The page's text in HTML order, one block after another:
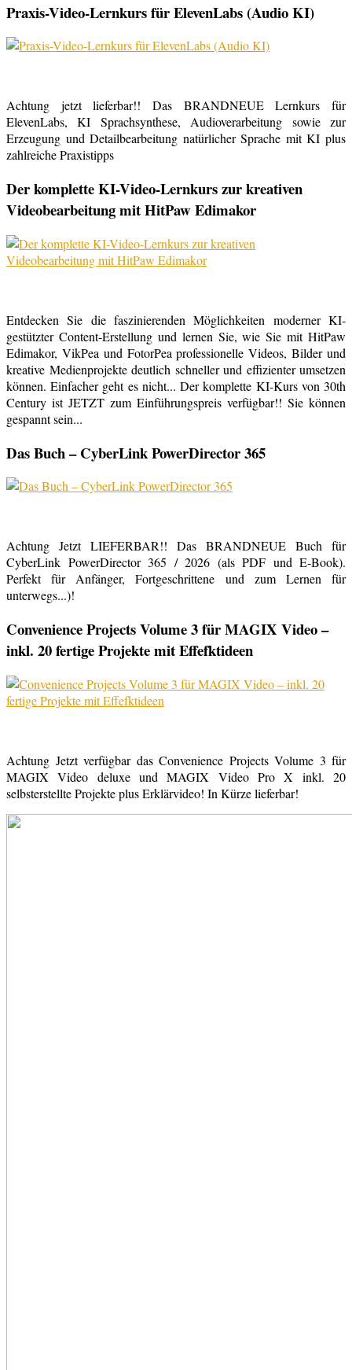
Praxis-Video-Lernkurs für ElevenLabs (Audio KI)
Achtung jetzt lieferbar!! Das BRANDNEUE Lernkurs für
ElevenLabs, KI Sprachsynthese, Audioverarbeitung sowie zur
Erzeugung und Detailbearbeitung natürlicher Sprache mit KI plus
zahlreiche Praxistipps
Der komplette KI-Video-Lernkurs zur kreativen
Videobearbeitung mit HitPaw Edimakor
Entdecken Sie die faszinierenden Möglichkeiten moderner KI-
gestützter Content-Erstellung und lernen Sie, wie Sie mit HitPaw
Edimakor, VikPea und FotorPea professionelle Videos, Bilder und
kreative Medienprojekte deutlich schneller und effizienter umsetzen
können. Einfacher geht es nicht... Der komplette KI-Kurs von 30th
Century ist JETZT zum Einführungspreis verfügbar!! Sie können
gespannt sein...
Das Buch – CyberLink PowerDirector 365
Achtung Jetzt LIEFERBAR!! Das BRANDNEUE Buch für
CyberLink PowerDirector 365 / 2026 (als PDF und E-Book).
Perfekt für Anfänger, Fortgeschrittene und zum Lernen für
unterwegs...)!
Convenience Projects Volume 3 für MAGIX Video –
inkl. 20 fertige Projekte mit Effefktideen
Achtung Jetzt verfügbar das Convenience Projects Volume 3 für
MAGIX Video deluxe und MAGIX Video Pro X inkl. 20
selbsterstellte Projekte plus Erklärvideo! In Kürze lieferbar!